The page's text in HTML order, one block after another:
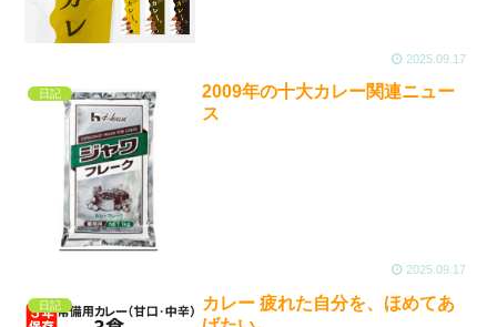
2025.09.17
日記
2009年の十大カレー関連ニュー
ス
2025.09.17
日記
カレー 疲れた自分を、ほめてあ